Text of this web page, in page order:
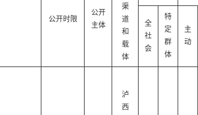
公开时限
公开
主体
渠
道
和
载
体
全
社
会
特
定
群
体
主
动
泸
西